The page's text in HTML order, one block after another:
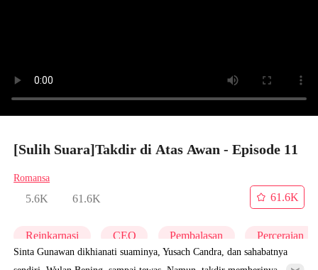
[Sulih Suara]Takdir di Atas Awan - Episode 11
Romansa
5.6K 61.6K
61.6K
Reinkarnasi CEO Pembalasan Perceraian
Sinta Gunawan dikhianati suaminya, Yusach Candra, dan sahabatnya